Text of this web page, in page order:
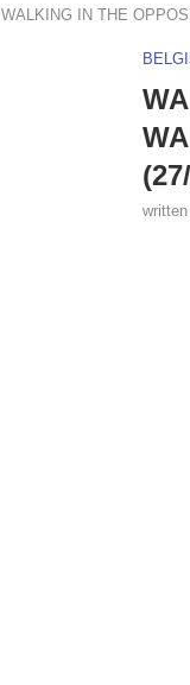
WALKING IN THE